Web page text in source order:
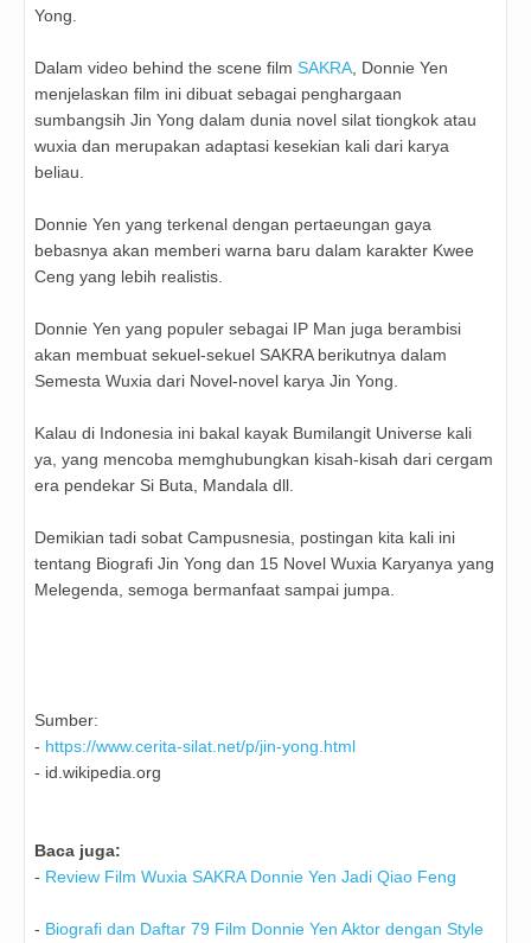
Yong.
Dalam video behind the scene film SAKRA , Donnie Yen
menjelaskan film ini dibuat sebagai penghargaan
sumbangsih Jin Yong dalam dunia novel silat tiongkok atau
wuxia dan merupakan adaptasi kesekian kali dari karya
beliau.
Donnie Yen yang terkenal dengan pertaeungan gaya
bebasnya akan memberi warna baru dalam karakter Kwee
Ceng yang lebih realistis.
Donnie Yen yang populer sebagai IP Man juga berambisi
akan membuat sekuel-sekuel SAKRA berikutnya dalam
Semesta Wuxia dari Novel-novel karya Jin Yong.
Kalau di Indonesia ini bakal kayak Bumilangit Universe kali
ya, yang mencoba memghubungkan kisah-kisah dari cergam
era pendekar Si Buta, Mandala dll.
Demikian tadi sobat Campusnesia, postingan kita kali ini
tentang Biografi Jin Yong dan 15 Novel Wuxia Karyanya yang
Melegenda, semoga bermanfaat sampai jumpa.
Sumber:
- https://www.cerita-silat.net/p/jin-yong.html
- id.wikipedia.org
Baca juga:
- Review Film Wuxia SAKRA Donnie Yen Jadi Qiao Feng
- Biografi dan Daftar 79 Film Donnie Yen Aktor dengan Style